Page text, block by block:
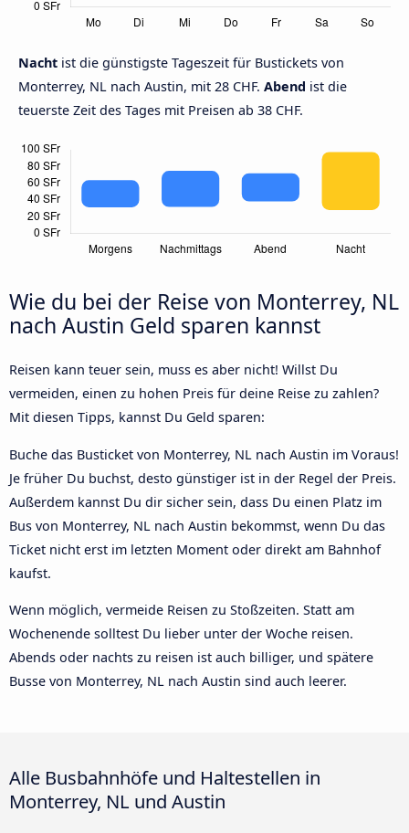
Nacht ist die günstigste Tageszeit für Bustickets von
Monterrey, NL nach Austin, mit 28 CHF. Abend ist die
teuerste Zeit des Tages mit Preisen ab 38 CHF.
Wie du bei der Reise von Monterrey, NL
nach Austin Geld sparen kannst
Reisen kann teuer sein, muss es aber nicht! Willst Du
vermeiden, einen zu hohen Preis für deine Reise zu zahlen?
Mit diesen Tipps, kannst Du Geld sparen:
Buche das Busticket von Monterrey, NL nach Austin im Voraus!
Je früher Du buchst, desto günstiger ist in der Regel der Preis.
Außerdem kannst Du dir sicher sein, dass Du einen Platz im
Bus von Monterrey, NL nach Austin bekommst, wenn Du das
Ticket nicht erst im letzten Moment oder direkt am Bahnhof
kaufst.
Wenn möglich, vermeide Reisen zu Stoßzeiten. Statt am
Wochenende solltest Du lieber unter der Woche reisen.
Abends oder nachts zu reisen ist auch billiger, und spätere
Busse von Monterrey, NL nach Austin sind auch leerer.
Alle Busbahnhöfe und Haltestellen in
Monterrey, NL und Austin